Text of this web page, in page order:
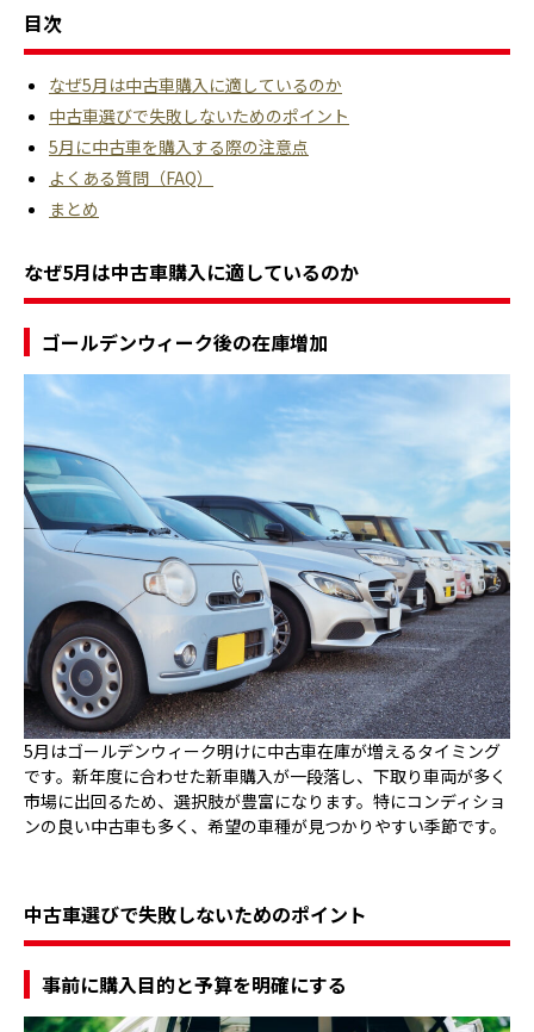
目次
なぜ5月は中古車購入に適しているのか
中古車選びで失敗しないためのポイント
5月に中古車を購入する際の注意点
よくある質問（FAQ）
まとめ
なぜ5月は中古車購入に適しているのか
ゴールデンウィーク後の在庫増加
5月はゴールデンウィーク明けに中古車在庫が増えるタイミング
です。新年度に合わせた新車購入が一段落し、下取り車両が多く
市場に出回るため、選択肢が豊富になります。特にコンディショ
ンの良い中古車も多く、希望の車種が見つかりやすい季節です。
中古車選びで失敗しないためのポイント
事前に購入目的と予算を明確にする